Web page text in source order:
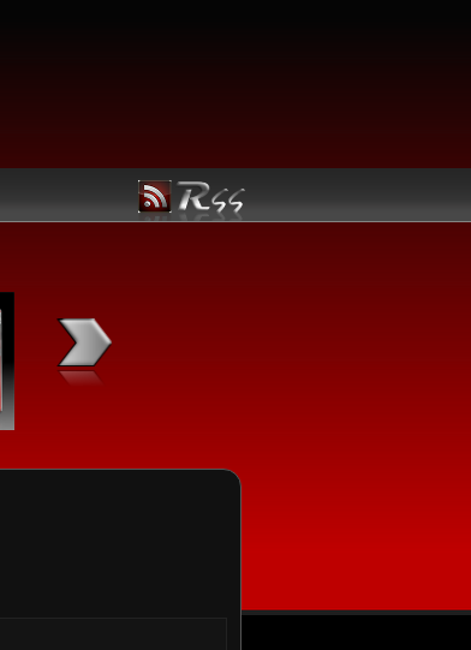
Linux utama yang Anda butuhkan:
Jadwal Rilis